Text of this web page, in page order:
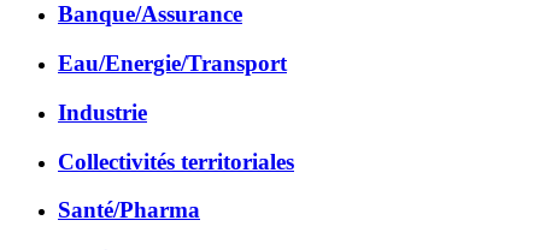
Banque/Assurance
Eau/Energie/Transport
Industrie
Collectivités territoriales
Santé/Pharma